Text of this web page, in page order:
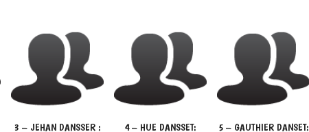
3 – JEHAN DANSSER : 4 – HUE DANSSET: 5 – GAUTHIER DANSET: